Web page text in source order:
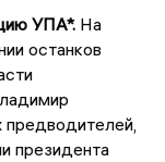
УПА*. На
останков
предводителей,
президента